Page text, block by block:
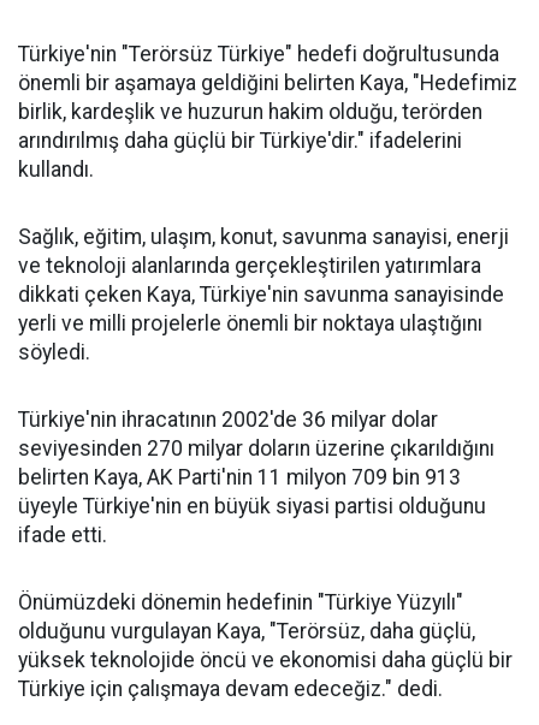
Türkiye'nin "Terörsüz Türkiye" hedefi doğrultusunda
önemli bir aşamaya geldiğini belirten Kaya, "Hedefimiz
birlik, kardeşlik ve huzurun hakim olduğu, terörden
arındırılmış daha güçlü bir Türkiye'dir." ifadelerini
kullandı.
Sağlık, eğitim, ulaşım, konut, savunma sanayisi, enerji
ve teknoloji alanlarında gerçekleştirilen yatırımlara
dikkati çeken Kaya, Türkiye'nin savunma sanayisinde
yerli ve milli projelerle önemli bir noktaya ulaştığını
söyledi.
Türkiye'nin ihracatının 2002'de 36 milyar dolar
seviyesinden 270 milyar doların üzerine çıkarıldığını
belirten Kaya, AK Parti'nin 11 milyon 709 bin 913
üyeyle Türkiye'nin en büyük siyasi partisi olduğunu
ifade etti.
Önümüzdeki dönemin hedefinin "Türkiye Yüzyılı"
olduğunu vurgulayan Kaya, "Terörsüz, daha güçlü,
yüksek teknolojide öncü ve ekonomisi daha güçlü bir
Türkiye için çalışmaya devam edeceğiz." dedi.